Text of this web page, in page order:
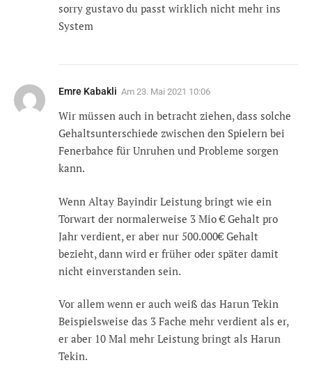
sorry gustavo du passt wirklich nicht mehr ins
System
Emre Kabakli Am 23. Mai 2021 10:06
Wir müssen auch in betracht ziehen, dass solche
Gehaltsunterschiede zwischen den Spielern bei
Fenerbahce für Unruhen und Probleme sorgen
kann.
Wenn Altay Bayindir Leistung bringt wie ein
Torwart der normalerweise 3 Mio € Gehalt pro
Jahr verdient, er aber nur 500.000€ Gehalt
bezieht, dann wird er früher oder später damit
nicht einverstanden sein.
Vor allem wenn er auch weiß das Harun Tekin
Beispielsweise das 3 Fache mehr verdient als er,
er aber 10 Mal mehr Leistung bringt als Harun
Tekin.